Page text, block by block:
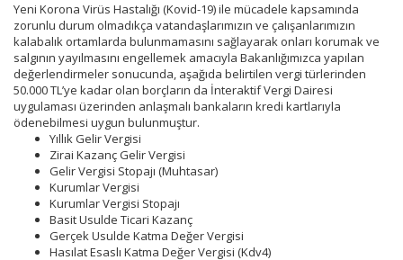
Yeni Korona Virüs Hastalığı (Kovid-19) ile mücadele kapsamında
zorunlu durum olmadıkça vatandaşlarımızın ve çalışanlarımızın
kalabalık ortamlarda bulunmamasını sağlayarak onları korumak ve
salgının yayılmasını engellemek amacıyla Bakanlığımızca yapılan
değerlendirmeler sonucunda, aşağıda belirtilen vergi türlerinden
50.000 TL’ye kadar olan borçların da İnteraktif Vergi Dairesi
uygulaması üzerinden anlaşmalı bankaların kredi kartlarıyla
ödenebilmesi uygun bulunmuştur.
Yıllık Gelir Vergisi
Zirai Kazanç Gelir Vergisi
Gelir Vergisi Stopajı (Muhtasar)
Kurumlar Vergisi
Kurumlar Vergisi Stopajı
Basit Usulde Ticari Kazanç
Gerçek Usulde Katma Değer Vergisi
Hasılat Esaslı Katma Değer Vergisi (Kdv4)